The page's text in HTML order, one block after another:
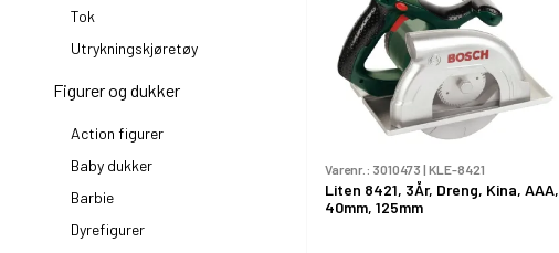
Tok
Utrykningskjøretøy
Figurer og dukker
Action figurer
Baby dukker
Barbie
Dyrefigurer
Varenr.: 3010473 | KLE-8421
Liten 8421, 3År, Dreng, Kina, AAA,
40mm, 125mm